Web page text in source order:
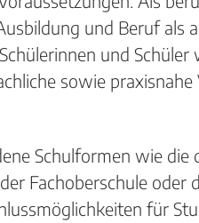
und Beruf als
und
sowie
Schulformen wie
Fachoberschule
für